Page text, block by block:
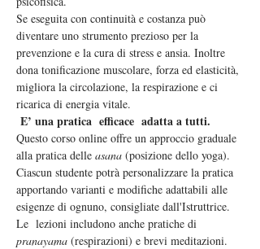
Se eseguita con continuità e costanza può
diventare uno strumento prezioso per la
prevenzione e la cura di stress e ansia. Inoltre
dona tonificazione muscolare, forza ed elasticità,
migliora la circolazione, la respirazione e ci
ricarica di energia vitale.
E’ una pratica  efficace  adatta a tutti.
Questo corso online offre un approccio graduale
alla pratica delle asana (posizione dello yoga).
Ciascun studente potrà personalizzare la pratica
apportando varianti e modifiche adattabili alle
esigenze di ognuno, consigliate dall'Istruttrice.
Le  lezioni includono anche pratiche di
pranayama (respirazioni) e brevi meditazioni.